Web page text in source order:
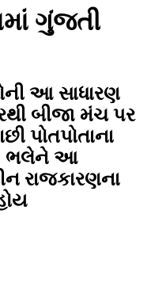
ગુંજતી
આ સાધારણ
બીજા મંચ પર
પોતપોતાના
ભલેને આ
રાજકારણના